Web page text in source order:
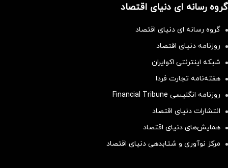
گروه رسانه ای دنیای اقتصاد
گروه رسانه ای دنیای اقتصاد
روزنامه دنیای اقتصاد
شبکه اینترنتی اکوایران
هفته‌نامه تجارت فردا
روزنامه انگلیسی Financial Tribune
انتشارات دنیای اقتصاد
همایش‌های دنیای اقتصاد
مرکز نوآوری و شتابدهی دنیای اقتصاد